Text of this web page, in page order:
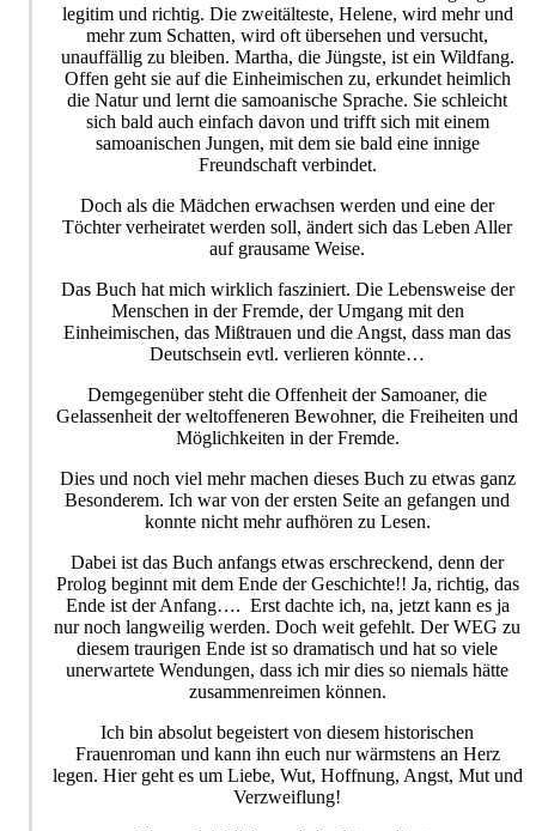
legitim und richtig. Die zweitälteste, Helene, wird mehr und
mehr zum Schatten, wird oft übersehen und versucht,
unauffällig zu bleiben. Martha, die Jüngste, ist ein Wildfang.
Offen geht sie auf die Einheimischen zu, erkundet heimlich
die Natur und lernt die samoanische Sprache. Sie schleicht
sich bald auch einfach davon und trifft sich mit einem
samoanischen Jungen, mit dem sie bald eine innige
Freundschaft verbindet.
Doch als die Mädchen erwachsen werden und eine der
Töchter verheiratet werden soll, ändert sich das Leben Aller
auf grausame Weise.
Das Buch hat mich wirklich fasziniert. Die Lebensweise der
Menschen in der Fremde, der Umgang mit den
Einheimischen, das Mißtrauen und die Angst, dass man das
Deutschsein evtl. verlieren könnte…
Demgegenüber steht die Offenheit der Samoaner, die
Gelassenheit der weltoffeneren Bewohner, die Freiheiten und
Möglichkeiten in der Fremde.
Dies und noch viel mehr machen dieses Buch zu etwas ganz
Besonderem. Ich war von der ersten Seite an gefangen und
konnte nicht mehr aufhören zu Lesen.
Dabei ist das Buch anfangs etwas erschreckend, denn der
Prolog beginnt mit dem Ende der Geschichte!! Ja, richtig, das
Ende ist der Anfang…. Erst dachte ich, na, jetzt kann es ja
nur noch langweilig werden. Doch weit gefehlt. Der WEG zu
diesem traurigen Ende ist so dramatisch und hat so viele
unerwartete Wendungen, dass ich mir dies so niemals hätte
zusammenreimen können.
Ich bin absolut begeistert von diesem historischen
Frauenroman und kann ihn euch nur wärmstens an Herz
legen. Hier geht es um Liebe, Wut, Hoffnung, Angst, Mut und
Verzweiflung!